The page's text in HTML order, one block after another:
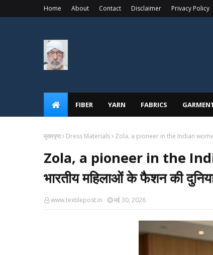
Home About Contact Disclaimer Privacy Policy
FIBER YARN FABRICS
मुख्यपृष्ठ Dress Materials Zola, a pioneer in the Indian
Zola, a pioneer in the
भारतीय महिलाओं के फैशन की
www.textilepost.in मई 30, 2026